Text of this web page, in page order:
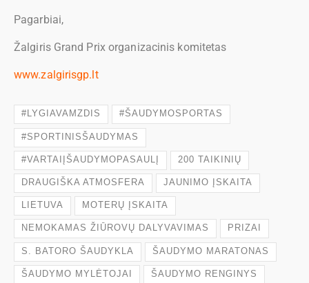
Pagarbiai,
Žalgiris Grand Prix organizacinis komitetas
www.zalgirisgp.lt
#LYGIAVAMZDIS #ŠAUDYMOSPORTAS
#SPORTINISŠAUDYMAS
#VARTAIĮŠAUDYMOPASAULĮ 200 TAIKINIŲ
DRAUGIŠKA ATMOSFERA JAUNIMO ĮSKAITA
LIETUVA MOTERŲ ĮSKAITA
NEMOKAMAS ŽIŪROVŲ DALYVAVIMAS PRIZAI
S. BATORO ŠAUDYKLA ŠAUDYMO MARATONAS
ŠAUDYMO MYLĖTOJAI ŠAUDYMO RENGINYS